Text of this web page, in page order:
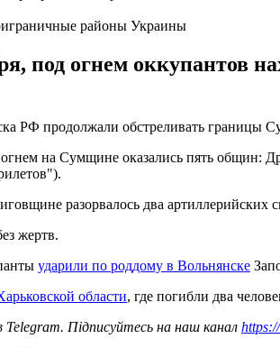
районы Украины
под огнем оккупантов
РФ продолжали обстреливать границы
на Сумщине оказались пять общин:
разорвалось два
жертв.
ударили по роддому в Вольнянске
области, где погибли два
Telegram. Підписуйтесь на наш канал